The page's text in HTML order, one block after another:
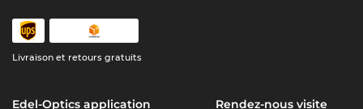
Livraison et retours gratuits
Edel-Optics application Rendez-nous visite